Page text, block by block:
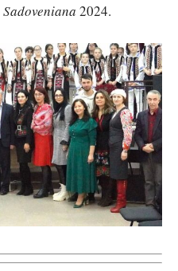
Sadoveniana 2024.